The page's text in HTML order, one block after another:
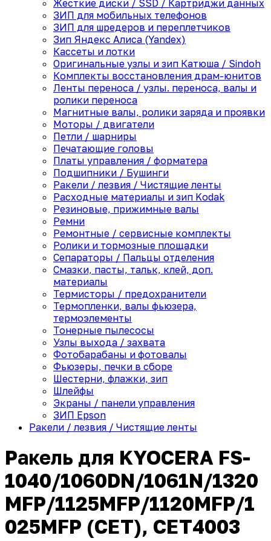
Жесткие диски / SSD / Картриджи данных
ЗИП для мобильных телефонов
ЗИП для шредеров и переплетчиков
Зип Яндекс Алиса (Yandex)
Кассеты и лотки
Оригинальные узлы и зип Катюша / Sindoh
Комплекты восстановления драм-юнитов
Ленты переноса / узлы. переноса, валы и
ролики переноса
Магнитные валы, ролики заряда и проявки
Моторы / двигатели
Петли / шарниры
Печатающие головы
Платы управления / форматера
Подшипники / Бушинги
Ракели / лезвия / Чистящие ленты
Расходные материалы и зип Kodak
Резиновые, прижимные валы
Ремни
Ремонтные / сервисные комплекты
Ролики и тормозные площадки
Сепараторы / Пальцы отделения
Смазки, пасты, тальк, клей, доп.
материалы
Термисторы / предохранители
Термопленки, валы фьюзера,
термоэлементы
Тонерные пылесосы
Узлы выхода / захвата
Фотобарабаны и фотовалы
Фьюзеры, печки в сборе
Шестерни, флажки, зип
Шлейфы
Экраны / панели управления
ЗИП Epson
Ракели / лезвия / Чистящие ленты
Ракель для KYOCERA FS-
1040/1060DN/1061N/1320
MFP/1125MFP/1120MFP/1
025MFP (CET), CET4003